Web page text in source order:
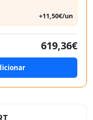
+11,50€/un
619,36€